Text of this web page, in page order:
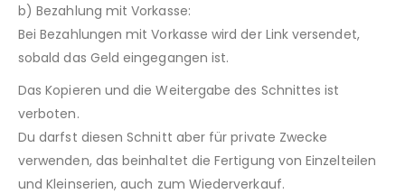
b) Bezahlung mit Vorkasse:
Bei Bezahlungen mit Vorkasse wird der Link versendet,
sobald das Geld eingegangen ist.
Das Kopieren und die Weitergabe des Schnittes ist
verboten.
Du darfst diesen Schnitt aber für private Zwecke
verwenden, das beinhaltet die Fertigung von Einzelteilen
und Kleinserien, auch zum Wiederverkauf.